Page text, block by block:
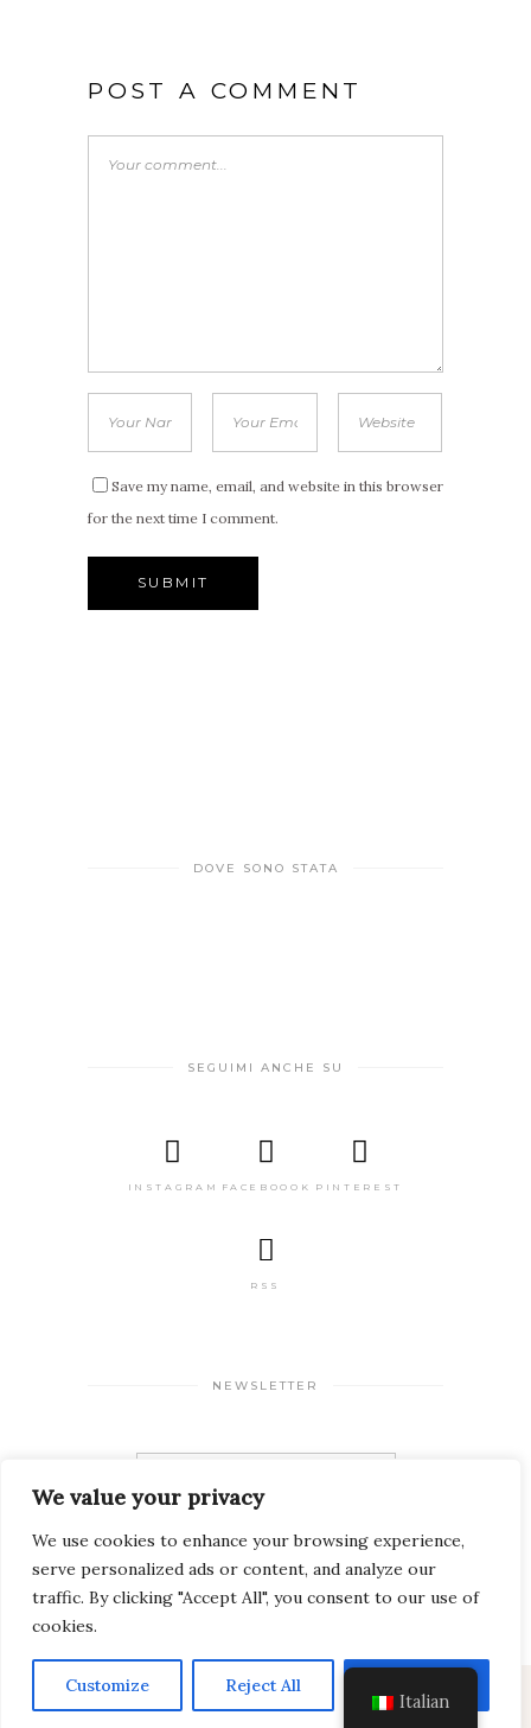
We value your privacy
We use cookies to enhance your browsing experience,
serve personalized ads or content, and analyze our
traffic. By clicking "Accept All", you consent to our use of
cookies.
Customize Reject All
POST A COMMENT
Save my name, email, and website in this browser
for the next time I comment.
DOVE SONO STATA
SEGUIMI ANCHE SU
INSTAGRAM FACEBOOOK PINTEREST
RSS
NEWSLETTER
Italian